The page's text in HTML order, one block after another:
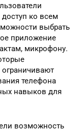
ко всем
выбрать
приложение
микрофону.
телефона
навыков для
возможность